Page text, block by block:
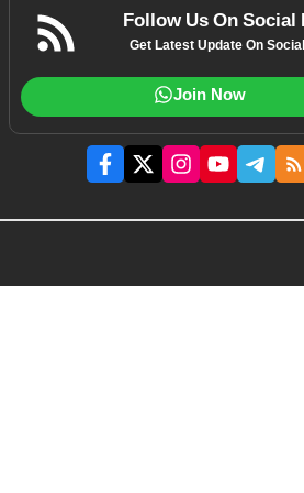
Follow Us On Social
Get Latest Update On
Join Now